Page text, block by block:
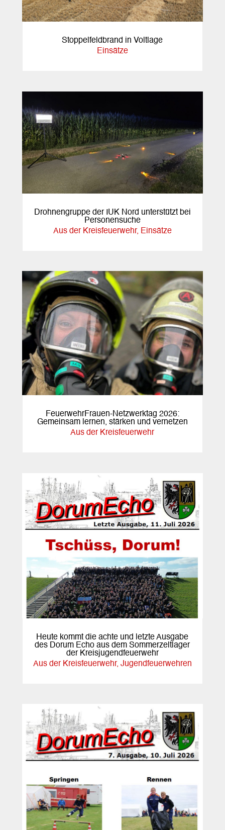
Stoppelfeldbrand in Voltlage
Einsätze
Drohnengruppe der IUK Nord unterstützt bei
Personensuche
Aus der Kreisfeuerwehr, Einsätze
FeuerwehrFrauen-Netzwerktag 2026:
Gemeinsam lernen, stärken und vernetzen
Aus der Kreisfeuerwehr
Heute kommt die achte und letzte Ausgabe
des Dorum Echo aus dem Sommerzeltlager
der Kreisjugendfeuerwehr
Aus der Kreisfeuerwehr, Jugendfeuerwehren